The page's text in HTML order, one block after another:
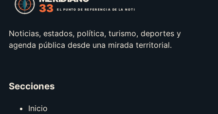
Noticias, estados, política, turismo, deportes y
agenda pública desde una mirada territorial.
Secciones
Inicio